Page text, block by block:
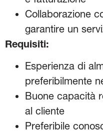
Collaborazione
garantire un
Requisiti:
Esperienza di
preferibilmente
Buone capacità
al cliente
Preferibile